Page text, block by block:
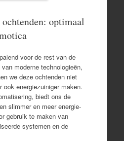
optimaal
voor de rest van de
moderne technologieën,
we deze ochtenden niet
ook energiezuiniger maken.
biedt ons de
slimmer en meer energie-
gebruik te maken van
systemen en de